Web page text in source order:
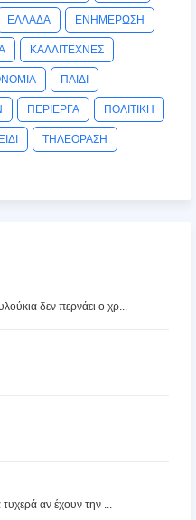
ΕΛΛΑΔΑ ΕΝΗΜΕΡΩΣΗ
ΚΑΛΛΙΤΕΧΝΕΣ
ΠΑΙΔΙ
ΠΕΡΙΕΡΓΑ ΠΟΛΙΤΙΚΗ
ΤΗΛΕΟΡΑΣΗ
δεν περνάει ο χρ...
τυχερά αν έχουν την ...